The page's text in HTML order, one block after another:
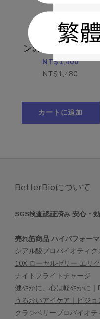
【デリケートゾー
ンのケアに】クラ
ンベリープロバイ
オティクス500億
30粒)
NT$1,400
NT$1,480
カートに追加
BetterBioについて
SGS検査認証済み 安心・
売れ筋商品 ハイパフォー
シアル酸プロバイオティク
10X ローヤルゼリー エリ
ナイトフライトチャージ
健やかに、心は軽やかに
うるおいアイケア｜ビジ
クランベリープロバイオテ